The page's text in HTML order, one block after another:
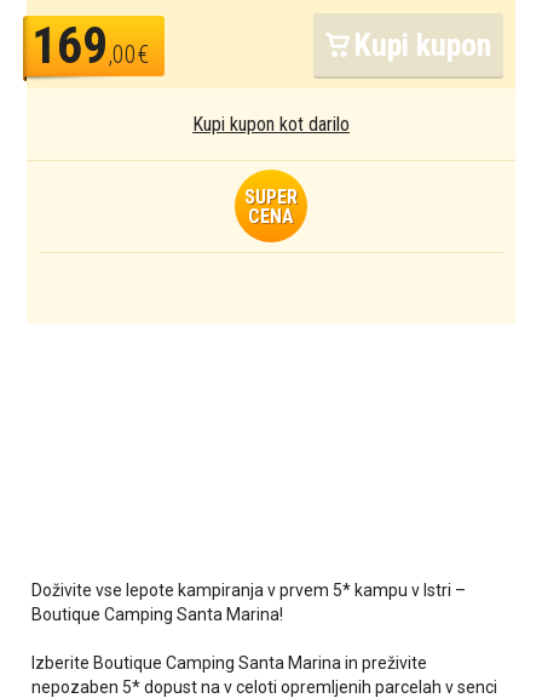
169,00€ Kupi kupon
Kupi kupon kot darilo
SUPER
CENA
Doživite vse lepote kampiranja v prvem 5* kampu v Istri –
Boutique Camping Santa Marina!
Izberite Boutique Camping Santa Marina in preživite
nepozaben 5* dopust na v celoti opremljenih parcelah v senci